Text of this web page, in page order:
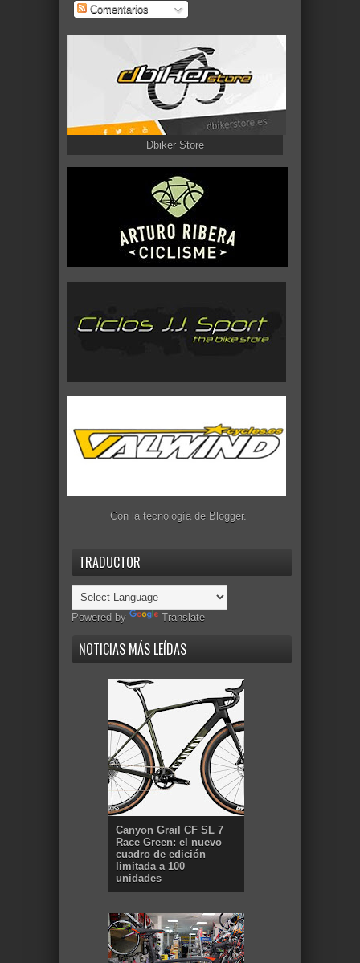
Comentarios
Dbiker Store
Con la tecnología de Blogger.
TRADUCTOR
Powered by Translate
NOTICIAS MÁS LEÍDAS
Canyon Grail CF SL 7
Race Green: el nuevo
cuadro de edición
limitada a 100
unidades